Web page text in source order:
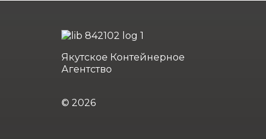
Якутское Контейнерное
Агентство
© 2026